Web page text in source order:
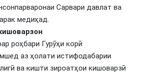
Сарвари давлат ва
медиҳад.
роҳбари Гурӯҳи корӣ
аз ҳолати истифодабарии
ва кишти зироатҳои кишоварзӣ